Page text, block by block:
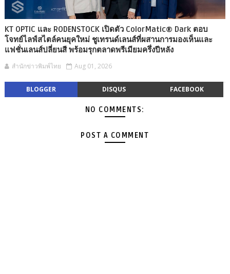
KT OPTIC และ RODENSTOCK เปิดตัว ColorMatic® Dark ตอบ
โจทย์ไลฟ์สไตล์คนยุคใหม่ ชูเทรนด์เลนส์ที่ผสานการมองเห็นและ
แฟชั่นเลนส์ปลี่ยนสี พร้อมรุกตลาดพรีเมียมครึ่งปีหลัง
สำนักข่าวพิมพ์ไทย Aug 01, 2026
BLOGGER DISQUS FACEBOOK
NO COMMENTS:
POST A COMMENT